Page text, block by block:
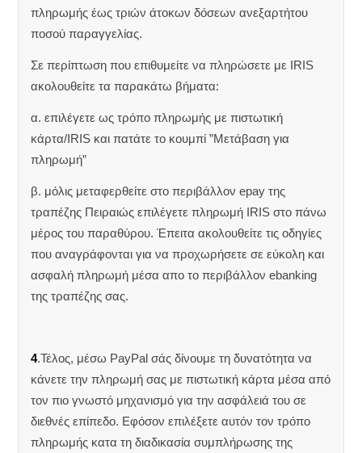
πληρωμής έως τριών άτοκων δόσεων ανεξαρτήτου
ποσού παραγγελίας.
Σε περίπτωση που επιθυμείτε να πληρώσετε με IRIS
ακολουθείτε τα παρακάτω βήματα:
α. επιλέγετε ως τρόπο πληρωμής με πιστωτική
κάρτα/IRIS και πατάτε το κουμπί ”Μετάβαση για
πληρωμή”
β. μόλις μεταφερθείτε στο περιβάλλον epay της
τραπέζης Πειραιώς επιλέγετε πληρωμή IRIS στο πάνω
μέρος του παραθύρου. Έπειτα ακολουθείτε τις οδηγίες
που αναγράφονται για να προχωρήσετε σε εύκολη και
ασφαλή πληρωμή μέσα απο το περιβάλλον ebanking
της τραπέζης σας.
4.Τέλος, μέσω PayPal σάς δίνουμε τη δυνατότητα να
κάνετε την πληρωμή σας με πιστωτική κάρτα μέσα από
τον πιο γνωστό μηχανισμό για την ασφάλειά του σε
διεθνές επίπεδο. Εφόσον επιλέξετε αυτόν τον τρόπο
πληρωμής κατα τη διαδικασία συμπλήρωσης της